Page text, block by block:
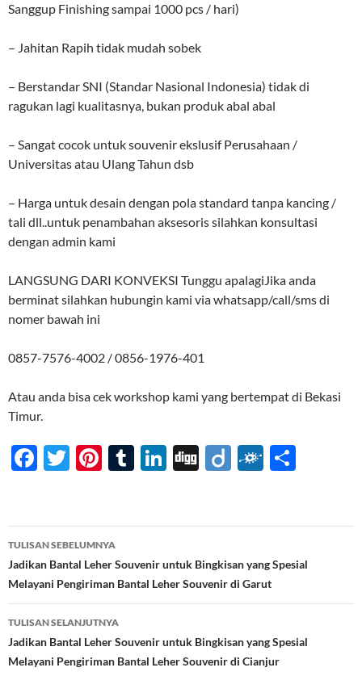
Sanggup Finishing sampai 1000 pcs / hari)
– Jahitan Rapih tidak mudah sobek
– Berstandar SNI (Standar Nasional Indonesia) tidak di
ragukan lagi kualitasnya, bukan produk abal abal
– Sangat cocok untuk souvenir ekslusif Perusahaan /
Universitas atau Ulang Tahun dsb
– Harga untuk desain dengan pola standard tanpa kancing /
tali dll..untuk penambahan aksesoris silahkan konsultasi
dengan admin kami
LANGSUNG DARI KONVEKSI Tunggu apalagiJika anda
berminat silahkan hubungin kami via whatsapp/call/sms di
nomer bawah ini
0857-7576-4002 / 0856-1976-401
Atau anda bisa cek workshop kami yang bertempat di Bekasi
Timur.
F
b
o
o
k
T
er
Pi
es
t
T
bl
r
Li
e
dI
n
Di Di F
d e
Navigasi
Tulisan
TULISAN SEBELUMNYA
Jadikan Bantal Leher Souvenir untuk Bingkisan yang Spesial
Melayani Pengiriman Bantal Leher Souvenir di Garut
TULISAN SELANJUTNYA
Jadikan Bantal Leher Souvenir untuk Bingkisan yang Spesial
Melayani Pengiriman Bantal Leher Souvenir di Cianjur